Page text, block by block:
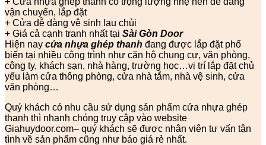
vận chuyển, lắp đặt
+ Cửa dễ dàng vệ sinh lau chùi
+ Giá cả cạnh tranh nhất tại Sài Gòn Door
Hiện nay cửa nhựa ghép thanh đang được lắp đặt phổ
biến tại nhiều công trình như căn hộ chung cư, văn phòng,
công ty, khách sạn, nhà hàng, trường học…vị trí lắp đặt chủ
yếu làm cửa thông phòng, cửa nhà tắm, nhà vệ sinh, cửa
văn phòng…
Quý khách có nhu cầu sử dụng sản phẩm cửa nhựa ghép
thanh thì nhanh chóng truy cập vào website
Giahuydoor.com– quý khách sẽ được nhân viên tư vấn tận
tình về sản phẩm cũng như báo giá rẻ nhất.